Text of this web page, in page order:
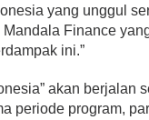
yang unggul
Finance
ini.”
akan berjalan
periode program,